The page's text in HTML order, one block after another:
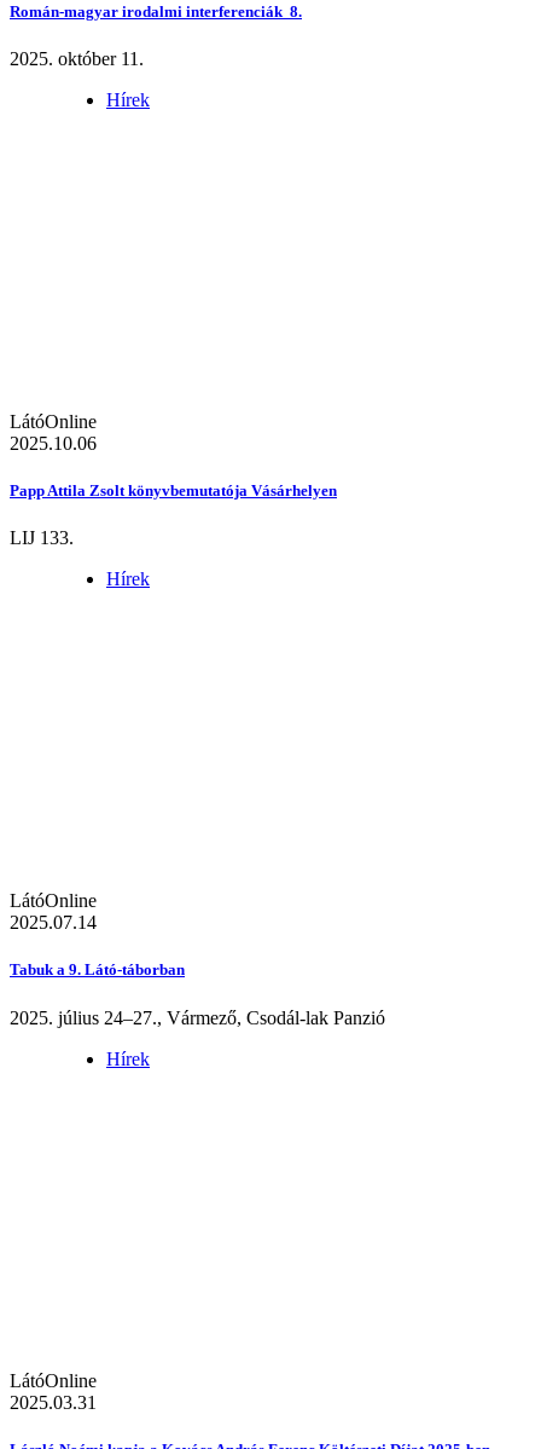
Román-magyar irodalmi interferenciák 8.
2025. október 11.
Hírek
LátóOnline
2025.10.06
Papp Attila Zsolt könyvbemutatója Vásárhelyen
LIJ 133.
Hírek
LátóOnline
2025.07.14
Tabuk a 9. Látó-táborban
2025. július 24–27., Vármező, Csodál-lak Panzió
Hírek
LátóOnline
2025.03.31